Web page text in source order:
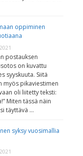
oppiminen
postauksen
on kuvattu
syyskuuta. Siitä
myös pikaviestimen
oli liitetty teksti:
Miten tässä näin
täyttävä …
syksy vuosimallia